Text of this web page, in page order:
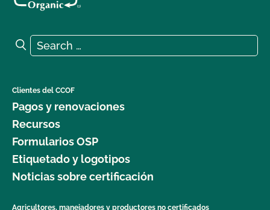
Search for:
Search
Clientes del CCOF
Pagos y renovaciones
Recursos
Formularios OSP
Etiquetado y logotipos
Noticias sobre certificación
Agricultores, manejadores y productores no certificados